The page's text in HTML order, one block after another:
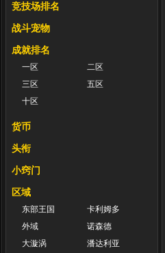
竞技场排名
战斗宠物
成就排名
一区
二区
三区
五区
十区
货币
头衔
小窍门
区域
东部王国
卡利姆多
外域
诺森德
大漩涡
潘达利亚